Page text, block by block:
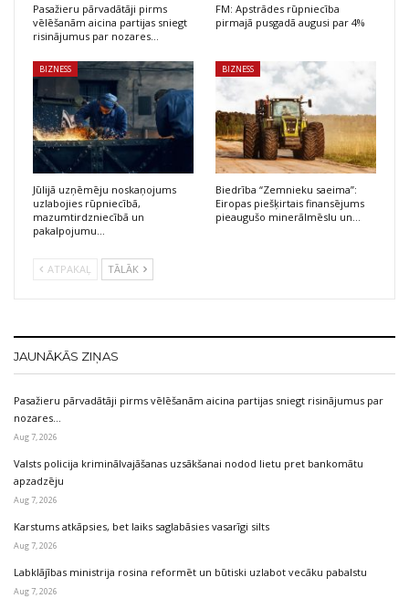
Pasažieru pārvadātāji pirms
vēlēšanām aicina partijas sniegt
risinājumus par nozares…
FM: Apstrādes rūpniecība
pirmajā pusgadā augusi par 4%
BIZNESS
Jūlijā uzņēmēju noskaņojums
uzlabojies rūpniecībā,
mazumtirdzniecībā un
pakalpojumu…
BIZNESS
Biedrība “Zemnieku saeima”:
Eiropas piešķirtais finansējums
pieaugušo minerālmēslu un…
ATPAKAĻ TĀLĀK
JAUNĀKĀS ZIŅAS
Pasažieru pārvadātāji pirms vēlēšanām aicina partijas sniegt risinājumus par
nozares…
Aug 7, 2026
Valsts policija kriminālvajāšanas uzsākšanai nodod lietu pret bankomātu
apzadzēju
Aug 7, 2026
Karstums atkāpsies, bet laiks saglabāsies vasarīgi silts
Aug 7, 2026
Labklājības ministrija rosina reformēt un būtiski uzlabot vecāku pabalstu
Aug 7, 2026